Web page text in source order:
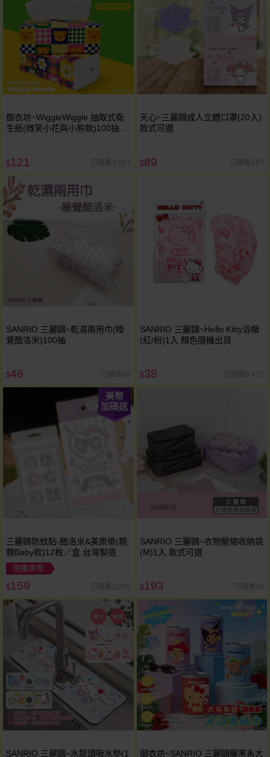
御衣坊~WiggleWiggle 抽取式衛
生紙(微笑小花與小熊款)100抽
$121 已銷售1,027
天心~三麗鷗成人立體口罩(20入)
款式可選
$89 已銷售267
SANRIO 三麗鷗~乾濕兩用巾(睡
覺酷洛米)100抽
$46 已銷售87
SANRIO 三麗鷗~Hello Kitty浴帽
(紅/粉)1入 顏色隨機出貨
$38 已銷售8,417
美幣
加碼送
三麗鷗防蚊貼-酷洛米&美樂蒂(親
親Baby款)12枚／盒 台灣製造
現賺美幣
$159 已銷售2,355
SANRIO 三麗鷗~衣物壓縮收納袋
(M)1入 款式可選
$193 已銷售95
SANRIO 三麗鷗~水龍頭吸水墊(1
御衣坊~SANRIO 三麗鷗曬黑系大